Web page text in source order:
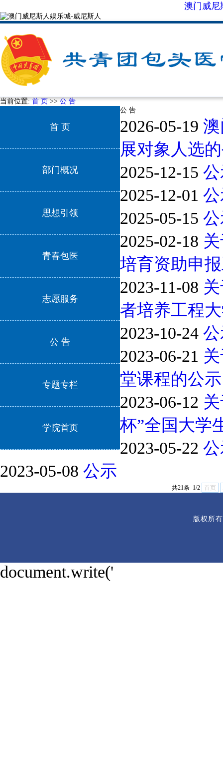
澳门威尼
当前位置:首 页>>公 告
首 页
部门概况
思想引领
青春包医
志愿服务
公 告
专题专栏
学院首页
公 告
2026-05-19
展对象人选
2025-12-15
2025-12-01
2025-05-15
2025-02-18
培育资助申
2023-11-08
者培养工程
2023-10-24
2023-06-21
堂课程的公示
2023-06-12
杯”全国大学
2023-05-22
2023-05-08 公示
共21条 1/2 首页
版权所
document.write('